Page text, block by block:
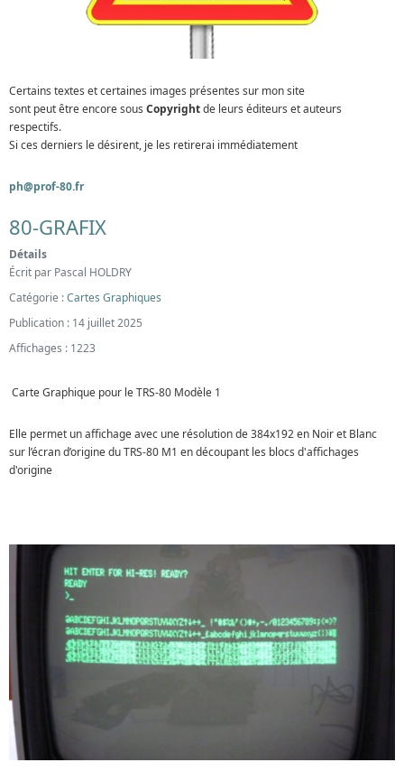
Certains textes et certaines images présentes sur mon site
sont peut être encore sous Copyrightde leurs éditeurs et auteurs
respectifs.
Si ces derniers le désirent, je les retirerai immédiatement
ph@prof-80.fr
80-GRAFIX
Détails
Écrit par Pascal HOLDRY
Catégorie :Cartes Graphiques
Publication : 14 juillet 2025
Affichages : 1223
Carte Graphique pour le TRS-80 Modèle 1
Elle permet un affichage avec une résolution de 384x192 en Noir et Blanc
sur l’écran d’origine du TRS-80 M1 en découpant les blocs d'affichages
d'origine